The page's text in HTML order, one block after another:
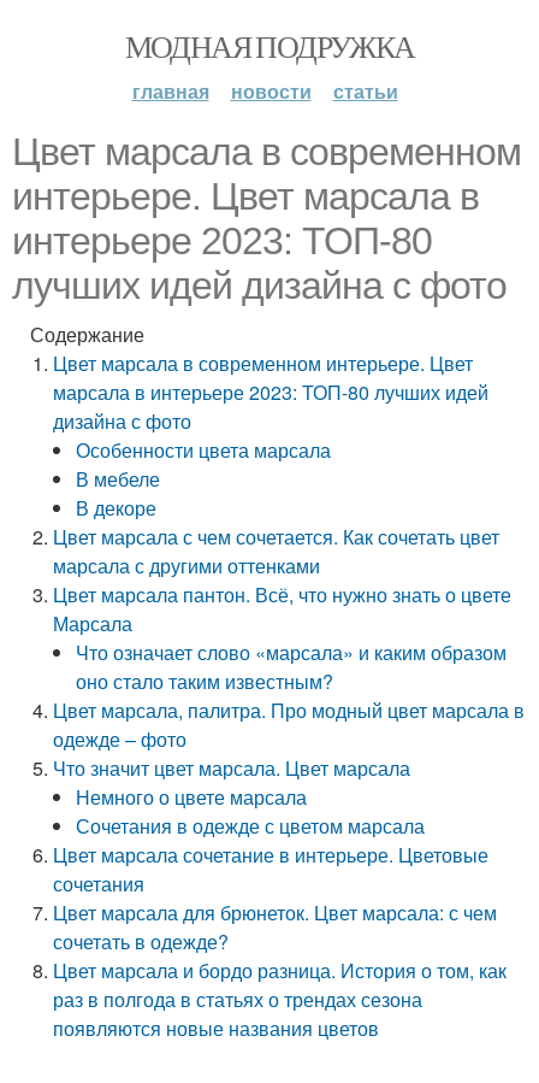
МОДНАЯ ПОДРУЖКА
главная новости статьи
Цвет марсала в современном
интерьере. Цвет марсала в
интерьере 2023: ТОП-80
лучших идей дизайна с фото
Содержание
Цвет марсала в современном интерьере. Цвет
марсала в интерьере 2023: ТОП-80 лучших идей
дизайна с фото
Особенности цвета марсала
В мебеле
В декоре
Цвет марсала с чем сочетается. Как сочетать цвет
марсала с другими оттенками
Цвет марсала пантон. Всё, что нужно знать о цвете
Марсала
Что означает слово «марсала» и каким образом
оно стало таким известным?
Цвет марсала, палитра. Про модный цвет марсала в
одежде – фото
Что значит цвет марсала. Цвет марсала
Немного о цвете марсала
Сочетания в одежде с цветом марсала
Цвет марсала сочетание в интерьере. Цветовые
сочетания
Цвет марсала для брюнеток. Цвет марсала: с чем
сочетать в одежде?
Цвет марсала и бордо разница. История о том, как
раз в полгода в статьях о трендах сезона
появляются новые названия цветов